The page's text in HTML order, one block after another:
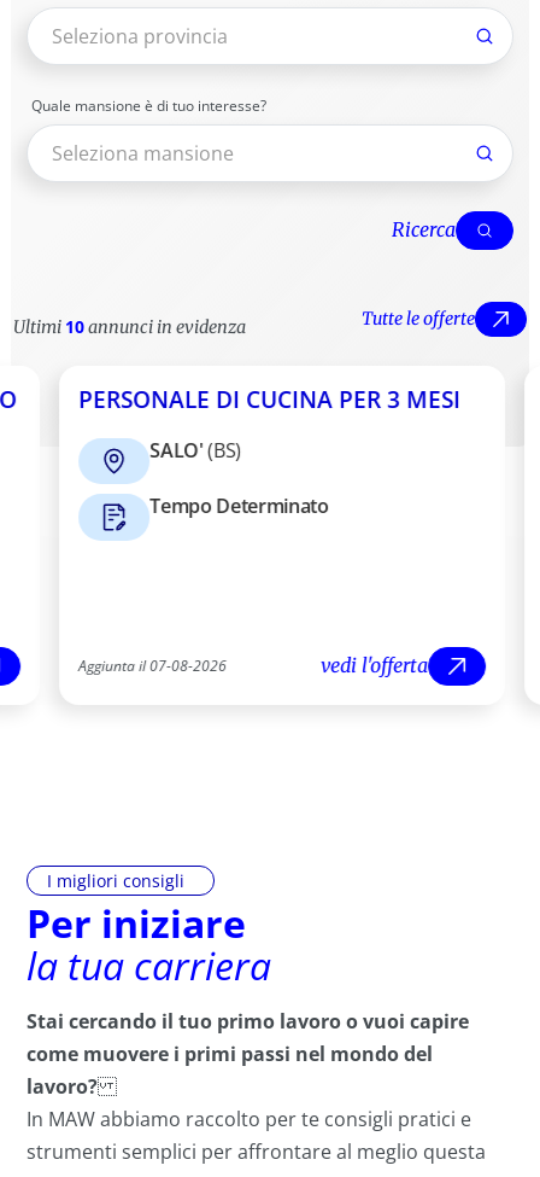
Quale mansione è di tuo interesse?
Ricerca
Ultimi 10annunci in evidenza Tutte le offerte
PERSONALE DI CUCINA PER 3 MESI
SALO' (BS)
Tempo Determinato
Aggiunta il 07-08-2026 vedi l'offerta vedi l'offerta
Aggiunta il
I migliori consigli
Per iniziare
la tua carriera
Stai cercando il tuo primo lavoro o vuoi capire
come muovere i primi passi nel mondo del
lavoro?
In MAW abbiamo raccolto per te consigli pratici e
strumenti semplici per affrontare al meglio questa